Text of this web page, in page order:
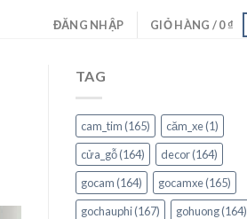
ĐĂNG NHẬP GIỎ HÀNG /0₫
TAG
cam_tim(165) căm_xe(1)
cửa_gỗ(164) decor(164)
gocam(164) gocamxe(165)
gochauphi(167) gohuong(164)